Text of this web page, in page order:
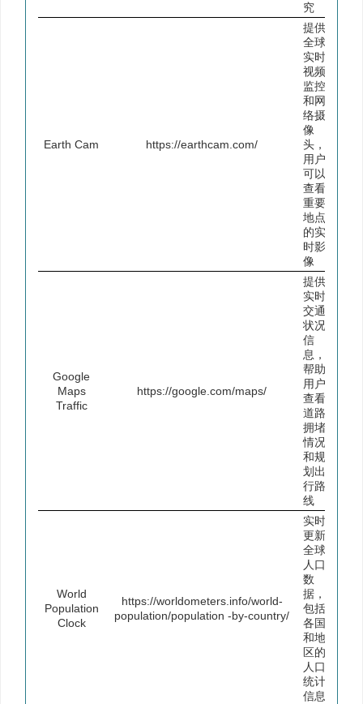
究
Earth Cam https://earthcam.com/
提供
全球
实时
视频
监控
和网
络摄
像
头，
用户
可以
查看
重要
地点
的实
时影
像
Google
Maps
Traffic
https://google.com/maps/
提供
实时
交通
状况
信
息，
帮助
用户
查看
道路
拥堵
情况
和规
划出
行路
线
World
Population
Clock
https://worldometers.info/world-
population/population -by-country/
实时
更新
全球
人口
数
据，
包括
各国
和地
区的
人口
统计
信息